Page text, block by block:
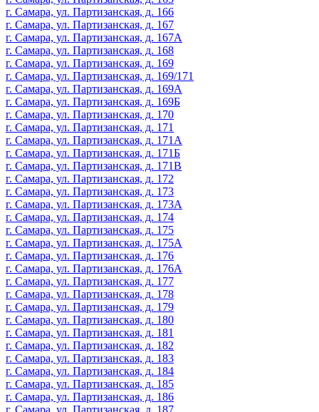
г. Самара, ул. Партизанская, д. 166
г. Самара, ул. Партизанская, д. 167
г. Самара, ул. Партизанская, д. 167А
г. Самара, ул. Партизанская, д. 168
г. Самара, ул. Партизанская, д. 169
г. Самара, ул. Партизанская, д. 169/171
г. Самара, ул. Партизанская, д. 169А
г. Самара, ул. Партизанская, д. 169Б
г. Самара, ул. Партизанская, д. 170
г. Самара, ул. Партизанская, д. 171
г. Самара, ул. Партизанская, д. 171А
г. Самара, ул. Партизанская, д. 171Б
г. Самара, ул. Партизанская, д. 171В
г. Самара, ул. Партизанская, д. 172
г. Самара, ул. Партизанская, д. 173
г. Самара, ул. Партизанская, д. 173А
г. Самара, ул. Партизанская, д. 174
г. Самара, ул. Партизанская, д. 175
г. Самара, ул. Партизанская, д. 175А
г. Самара, ул. Партизанская, д. 176
г. Самара, ул. Партизанская, д. 176А
г. Самара, ул. Партизанская, д. 177
г. Самара, ул. Партизанская, д. 178
г. Самара, ул. Партизанская, д. 179
г. Самара, ул. Партизанская, д. 180
г. Самара, ул. Партизанская, д. 181
г. Самара, ул. Партизанская, д. 182
г. Самара, ул. Партизанская, д. 183
г. Самара, ул. Партизанская, д. 184
г. Самара, ул. Партизанская, д. 185
г. Самара, ул. Партизанская, д. 186
г. Самара, ул. Партизанская, д. 187